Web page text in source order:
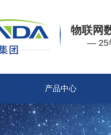
物联网
— 25
产品中心